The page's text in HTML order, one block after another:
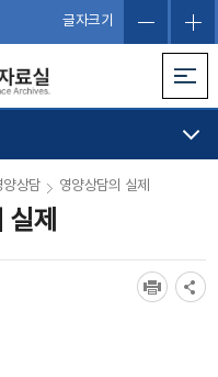
글자크기
양상담 영양상담의 실제
실제